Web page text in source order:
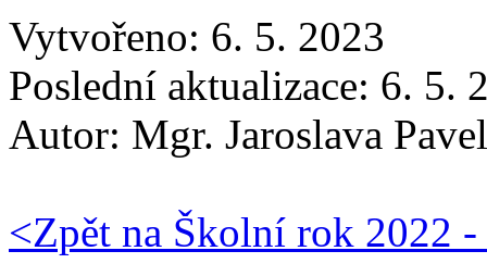
Vytvořeno: 6. 5. 2023
Poslední aktualizace: 6. 5.
Autor: Mgr. Jaroslava
<Zpět na Školní rok 2022 -